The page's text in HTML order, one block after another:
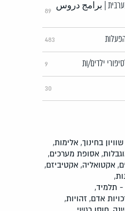
בערבית | برامج دروس
89
483
ילדים/ות 9
30
בחינוך, אלימות,
אסופת מערכים,
אקטואליה, אקטיביזם,
- תלמיד,
אדם, זהויות,